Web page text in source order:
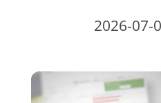
2026-07-